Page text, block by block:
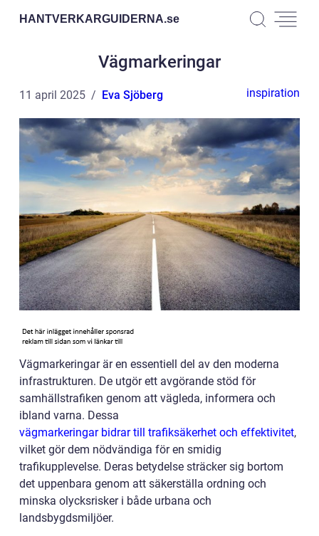
HANTVERKARGUIDERNA.se
Vägmarkeringar
11 april 2025 Eva Sjöberg inspiration
Vägmarkeringar är en essentiell del av den moderna
infrastrukturen. De utgör ett avgörande stöd för
samhällstrafiken genom att vägleda, informera och
ibland varna. Dessa
vägmarkeringar bidrar till trafiksäkerhet och effektivitet,
vilket gör dem nödvändiga för en smidig
trafikupplevelse. Deras betydelse sträcker sig bortom
det uppenbara genom att säkerställa ordning och
minska olycksrisker i både urbana och
landsbygdsmiljöer.